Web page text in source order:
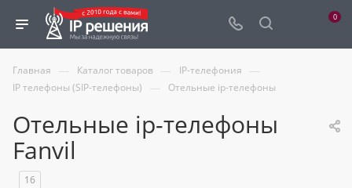
0
Главная — Каталог товаров — IP-телефония —
IP телефоны (SIP-телефоны) — Отельные ip-телефоны
Отельные ip-телефоны
Fanvil
16